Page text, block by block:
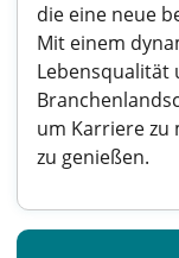
die eine neue
Mit einem
Lebensqualität
um Karriere zu
zu genießen.